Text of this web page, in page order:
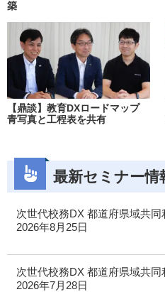
築
【鼎談】教育DXロードマップ
青写真と工程表を共有
最新セミナー情
次世代校務DX 都道府県域共同
2026年8月25日
次世代校務DX 都道府県域共同
2026年7月28日